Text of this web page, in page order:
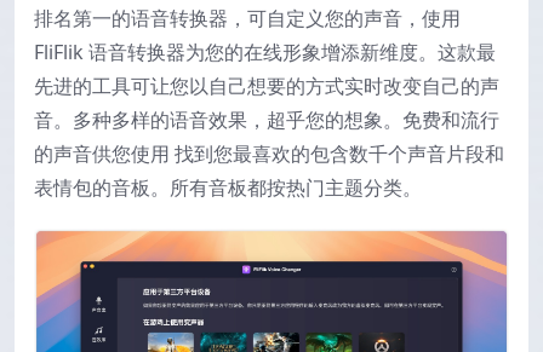
排名第一的语音转换器，可自定义您的声音，使用
FliFlik 语音转换器为您的在线形象增添新维度。这款最
先进的工具可让您以自己想要的方式实时改变自己的声
音。 多种多样的语音效果，超乎您的想​​象。免费和流行
的声音供您使用 找到您最喜欢的包含数千个声音片段和
表情包的音板。所有音板都按热门主题分类。